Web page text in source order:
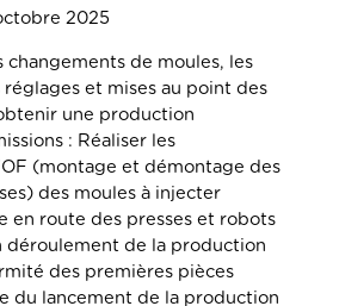
2025
changements de moules, les
réglages et mises au point des
une production
: Réaliser les
(montage et démontage des
des moules à injecter
en route des presses et robots
déroulement de la production
des premières pièces
du lancement de la production